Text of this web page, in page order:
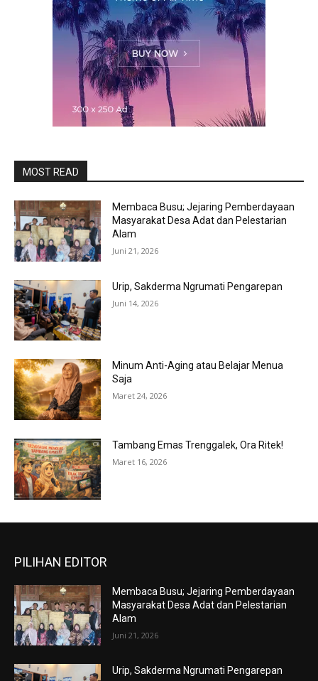
MOST READ
Membaca Busu; Jejaring Pemberdayaan
Masyarakat Desa Adat dan Pelestarian
Alam
Juni 21, 2026
Urip, Sakderma Ngrumati Pengarepan
Juni 14, 2026
Minum Anti-Aging atau Belajar Menua
Saja
Maret 24, 2026
Tambang Emas Trenggalek, Ora Ritek!
Maret 16, 2026
PILIHAN EDITOR
Membaca Busu; Jejaring Pemberdayaan
Masyarakat Desa Adat dan Pelestarian
Alam
Juni 21, 2026
Urip, Sakderma Ngrumati Pengarepan